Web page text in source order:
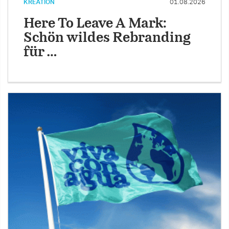
KREATION 01.08.2026
Here To Leave A Mark:
Schön wildes Rebranding
für …